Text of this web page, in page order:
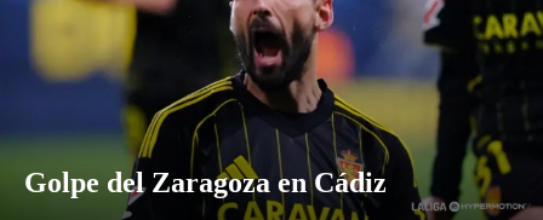
Golpe del Zaragoza en Cádiz